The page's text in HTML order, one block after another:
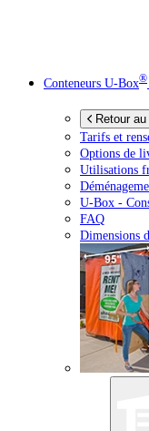
Conteneurs U-Box®
Retour
Tarifs et
Options de
Utilisations
U-Box -
FAQ
Dimensions